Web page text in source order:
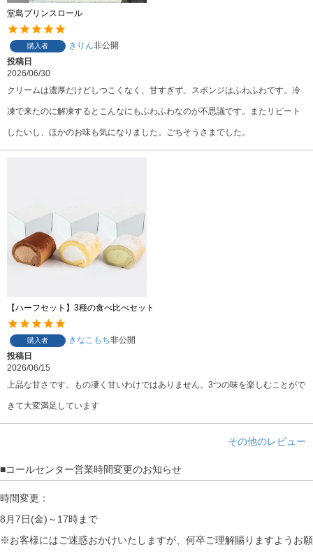
堂島プリンスロール
購入者 きりん非公開
投稿日
2026/06/30
クリームは濃厚だけどしつこくなく、甘すぎず、スポンジはふわふわです。冷
凍で来たのに解凍するとこんなにもふわふわなのが不思議です。またリピート
したいし、ほかのお味も気になりました。ごちそうさまでした。
【ハーフセット】3種の食べ比べセット
購入者 きなこもち非公開
投稿日
2026/06/15
上品な甘さです。もの凄く甘いわけではありません。3つの味を楽しむことがで
きて大変満足しています
その他のレビュー
■コールセンター営業時間変更のお知らせ
時間変更：
8月7日(金)～17時まで
※お客様にはご迷惑おかけいたしますが、何卒ご理解賜りますようお願